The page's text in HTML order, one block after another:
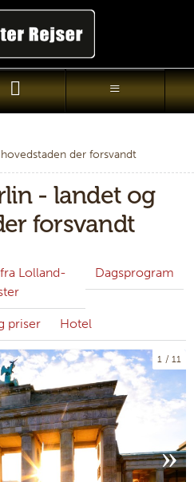
der forsvandt
- landet og
forsvandt
Lolland-
Dagsprogram
priser Hotel
1 11